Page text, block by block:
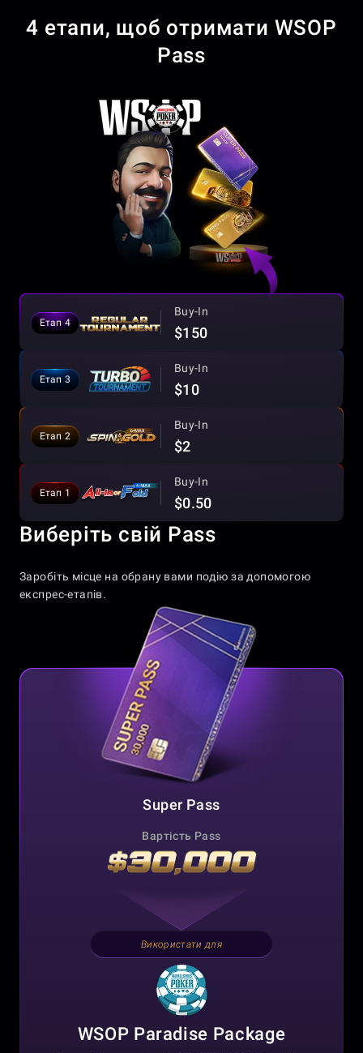
4 етапи, щоб отримати WSOP
Pass
Етап 1
Buy-In
$0.50
Етап 2
Buy-In
$2
Етап 3
Buy-In
$10
Етап 4
Buy-In
$150
Виберіть свій Pass
Заробіть місце на обрану вами подію за допомогою
експрес-етапів.
Super Pass
Вартість Pass
Використати для
WSOP Paradise Package